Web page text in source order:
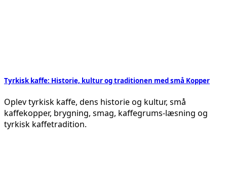
Tyrkisk kaffe: Historie, kultur og traditionen med små Kopper
Oplev tyrkisk kaffe, dens historie og kultur, små
kaffekopper, brygning, smag, kaffegrums-læsning og
tyrkisk kaffetradition.